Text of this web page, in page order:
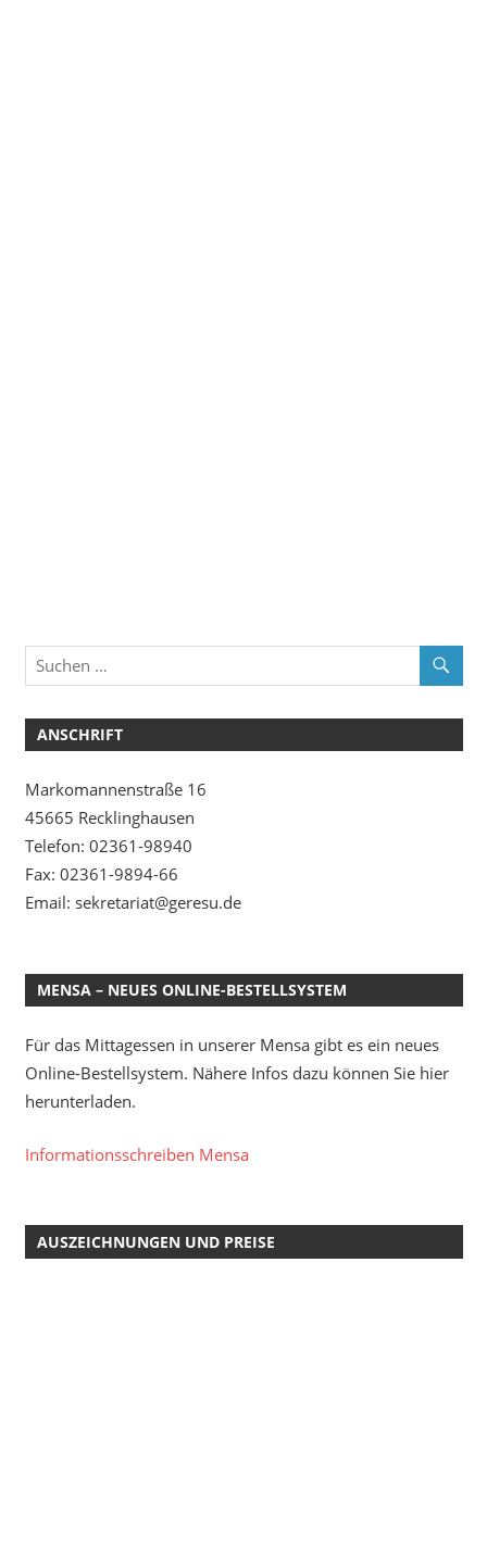
ANSCHRIFT
Markomannenstraße 16
45665 Recklinghausen
Telefon: 02361-98940
Fax: 02361-9894-66
Email: sekretariat@geresu.de
MENSA – NEUES ONLINE-BESTELLSYSTEM
Für das Mittagessen in unserer Mensa gibt es ein neues
Online-Bestellsystem. Nähere Infos dazu können Sie hier
herunterladen.
Informationsschreiben Mensa
AUSZEICHNUNGEN UND PREISE